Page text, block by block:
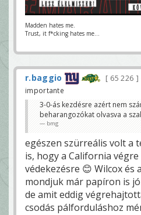
Madden hates me.
Trust, it f*cking hates me...
r.baggio 65 226
importante
3-0-ás kezdésre azért nem
beharangozókat olvasva a
bmg
egészen szürreális volt a
is, hogy a California
védekezésre 😊 Wilcox és
mondjuk már papíron is
de amit eddig
csodás pálforduláshoz